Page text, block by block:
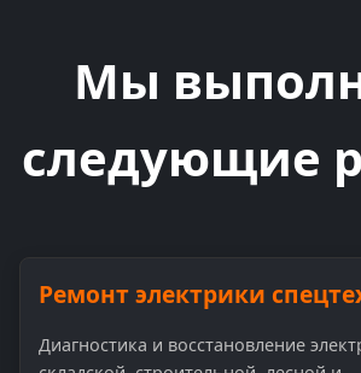
Мы
следующие
Ремонт электрики
Диагностика и восстановление